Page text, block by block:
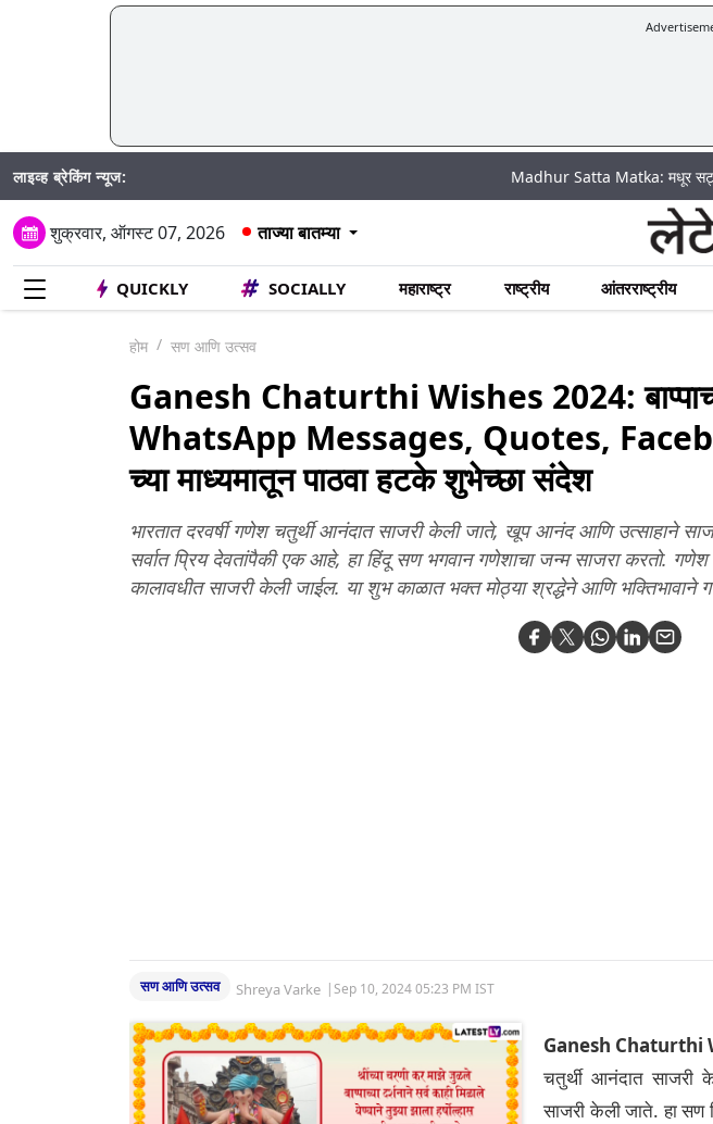
लाइव्ह ब्रेकिंग न्यूज: Madhur Satta Matka: मधूर सट्टा मटका बद्दल काही
शुक्रवार, ऑगस्ट 07, 2026 ताज्या बातम्या
QUICKLY SOCIALLY महाराष्ट्र राष्ट्रीय आंतरराष्ट्रीय
होम सण आणि उत्सव
Ganesh Chaturthi Wishes 2024: बाप्पाच्या
WhatsApp Messages, Quotes,
च्या माध्यमातून पाठवा हटके शुभेच्छा संदेश
भारतात दरवर्षी गणेश चतुर्थी आनंदात साजरी केली जाते, खूप आनंद आणि उत्साहाने
सर्वात प्रिय देवतांपैकी एक आहे, हा हिंदू सण भगवान गणेशाचा जन्म साजरा करतो.
कालावधीत साजरी केली जाईल. या शुभ काळात भक्त मोठ्या श्रद्धेने आणि भक्तिभावाने
सण आणि उत्सव Shreya Varke |Sep 10, 2024 05:23 PM IST
Ganesh Chaturthi
चतुर्थी आनंदात
साजरी केली जाते. हा सण